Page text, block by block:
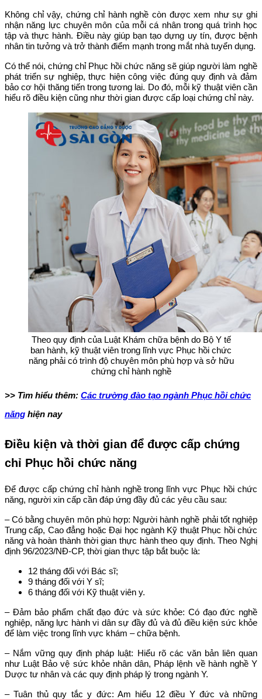
Không chỉ vậy, chứng chỉ hành nghề còn được xem như sự ghi
nhận năng lực chuyên môn của mỗi cá nhân trong quá trình học
tập và thực hành. Điều này giúp bạn tạo dựng uy tín, được bệnh
nhân tin tưởng và trở thành điểm mạnh trong mắt nhà tuyển dụng.
Có thể nói, chứng chỉ Phục hồi chức năng sẽ giúp người làm nghề
phát triển sự nghiệp, thực hiện công việc đúng quy định và đảm
bảo cơ hội thăng tiến trong tương lai. Do đó, mỗi kỹ thuật viên cần
hiểu rõ điều kiện cũng như thời gian được cấp loại chứng chỉ này.
Theo quy định của Luật Khám chữa bệnh do Bộ Y tế
ban hành, kỹ thuật viên trong lĩnh vực Phục hồi chức
năng phải có trình độ chuyên môn phù hợp và sở hữu
chứng chỉ hành nghề
>> Tìm hiểu thêm: Các trường đào tạo ngành Phục hồi chức
năng hiện nay
Điều kiện và thời gian để được cấp chứng
chỉ Phục hồi chức năng
Để được cấp chứng chỉ hành nghề trong lĩnh vực Phục hồi chức
năng, người xin cấp cần đáp ứng đầy đủ các yêu cầu sau:
– Có bằng chuyên môn phù hợp: Người hành nghề phải tốt nghiệp
Trung cấp, Cao đẳng hoặc Đại học ngành Kỹ thuật Phục hồi chức
năng và hoàn thành thời gian thực hành theo quy định. Theo Nghị
định 96/2023/NĐ-CP, thời gian thực tập bắt buộc là:
12 tháng đối với Bác sĩ;
9 tháng đối với Y sĩ;
6 tháng đối với Kỹ thuật viên y.
– Đảm bảo phẩm chất đạo đức và sức khỏe: Có đạo đức nghề
nghiệp, năng lực hành vi dân sự đầy đủ và đủ điều kiện sức khỏe
để làm việc trong lĩnh vực khám – chữa bệnh.
– Nắm vững quy định pháp luật: Hiểu rõ các văn bản liên quan
như Luật Bảo vệ sức khỏe nhân dân, Pháp lệnh về hành nghề Y
Dược tư nhân và các quy định pháp lý trong ngành Y.
– Tuân thủ quy tắc y đức: Am hiểu 12 điều Y đức và những